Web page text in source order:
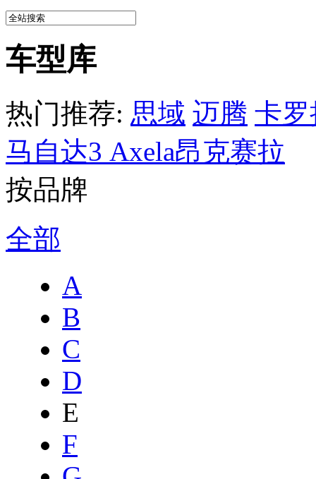
车型库
热门推荐: 思域 迈腾 卡罗
马自达3 Axela昂克赛拉
按品牌
全部
A
B
C
D
E
F